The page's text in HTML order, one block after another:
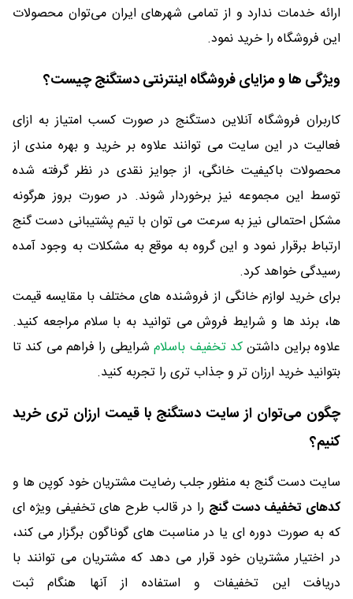
ارائه خدمات ندارد و از تمامی شهرهای ایران می‌توان محصولات
این فروشگاه را خرید نمود.
ویژگی ها و مزایای فروشگاه اینترنتی دستگنج چیست؟
کاربران فروشگاه آنلاین دستگنج در صورت کسب امتیاز به ازای
فعالیت در این سایت می توانند علاوه بر خرید و بهره مندی از
محصولات باکیفیت خانگی، از جوایز نقدی در نظر گرفته شده
توسط این مجموعه نیز برخوردار شوند. در صورت بروز هرگونه
مشکل احتمالی نیز به سرعت می توان با تیم پشتیبانی دست گنج
ارتباط برقرار نمود و این گروه به موقع به مشکلات به وجود آمده
رسیدگی خواهد کرد.
برای خرید لوازم خانگی از فروشنده های مختلف با مقایسه قیمت
ها، برند ها و شرایط فروش می توانید به با سلام مراجعه کنید.
علاوه براین داشتنکد تخفیف باسلامشرایطی را فراهم می کند تا
بتوانید خرید ارزان تر و جذاب تری را تجربه کنید.
چگون می‌توان از سایت دستگنج با قیمت ارزان تری خرید
کنیم؟
سایت دست گنج به منظور جلب رضایت مشتریان خود کوپن ها و
کدهای تخفیف دست گنج را در قالب طرح های تخفیفی ویژه ای
که به صورت دوره ای یا در مناسبت های گوناگون برگزار می کند،
در اختیار مشتریان خود قرار می دهد که مشتریان می توانند با
دریافت این تخفیفات و استفاده از آنها هنگام ثبت